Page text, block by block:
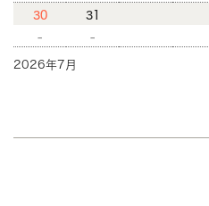
30
-
31
-
2026年7月